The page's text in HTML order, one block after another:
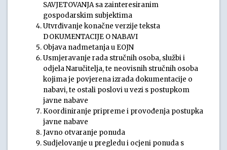
SAVJETOVANJA sa zainteresiranim
gospodarskim subjektima
Utvrđivanje konačne verzije teksta
DOKUMENTACIJE O NABAVI
Objava nadmetanja u EOJN
Usmjeravanje rada stručnih osoba, službi i
odjela Naručitelja, te neovisnih stručnih osoba
kojima je povjerena izrada dokumentacije o
nabavi, te ostali poslovi u vezi s postupkom
javne nabave
Koordiniranje pripreme i provođenja postupka
javne nabave
Javno otvaranje ponuda
Sudjelovanje u pregledu i ocjeni ponuda s